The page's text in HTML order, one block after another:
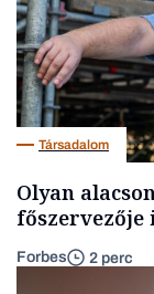
Társadalom
Olyan
főszervezője
Forbes 2 perc